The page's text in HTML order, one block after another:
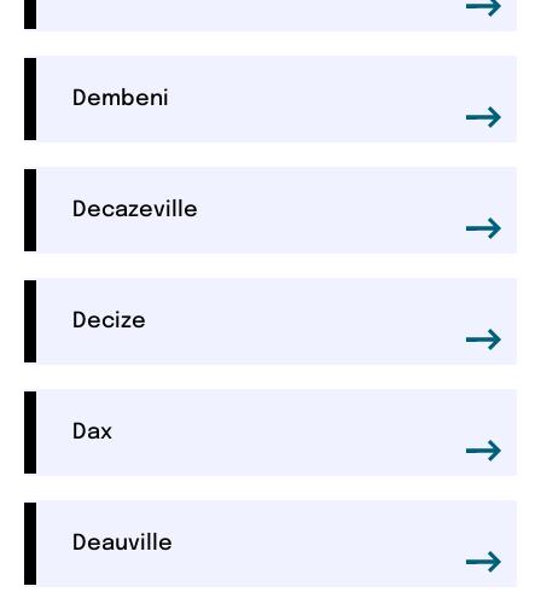
Dembeni
Decazeville
Decize
Dax
Deauville